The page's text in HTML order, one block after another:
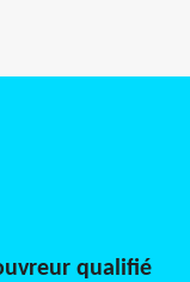
qualifié